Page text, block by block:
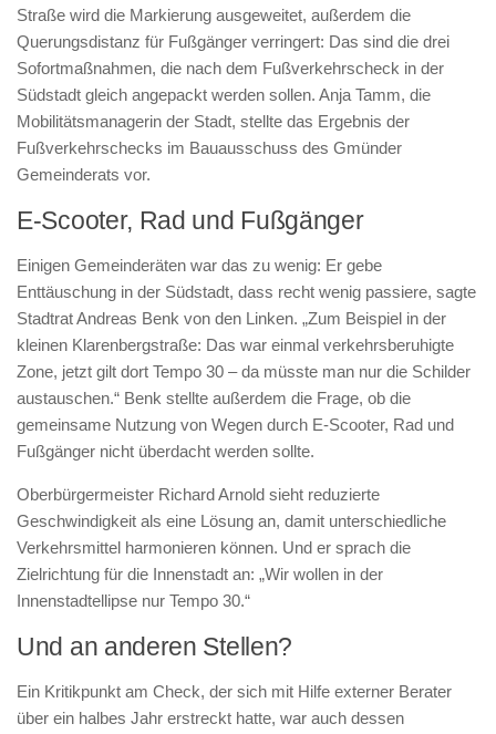
Straße wird die Markierung ausgeweitet, außerdem die
Querungsdistanz für Fußgänger verringert: Das sind die drei
Sofortmaßnahmen, die nach dem Fußverkehrscheck in der
Südstadt gleich angepackt werden sollen. Anja Tamm, die
Mobilitätsmanagerin der Stadt, stellte das Ergebnis der
Fußverkehrschecks im Bauausschuss des Gmünder
Gemeinderats vor.
E-Scooter, Rad und Fußgänger
Einigen Gemeinderäten war das zu wenig: Er gebe
Enttäuschung in der Südstadt, dass recht wenig passiere, sagte
Stadtrat Andreas Benk von den Linken. „Zum Beispiel in der
kleinen Klarenbergstraße: Das war einmal verkehrsberuhigte
Zone, jetzt gilt dort Tempo 30 – da müsste man nur die Schilder
austauschen.“ Benk stellte außerdem die Frage, ob die
gemeinsame Nutzung von Wegen durch E-Scooter, Rad und
Fußgänger nicht überdacht werden sollte.
Oberbürgermeister Richard Arnold sieht reduzierte
Geschwindigkeit als eine Lösung an, damit unterschiedliche
Verkehrsmittel harmonieren können. Und er sprach die
Zielrichtung für die Innenstadt an: „Wir wollen in der
Innenstadtellipse nur Tempo 30.“
Und an anderen Stellen?
Ein Kritikpunkt am Check, der sich mit Hilfe externer Berater
über ein halbes Jahr erstreckt hatte, war auch dessen